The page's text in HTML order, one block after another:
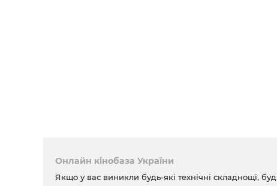
Онлайн кінобаза України
Якщо у вас виникли будь-які технічні складнощі,